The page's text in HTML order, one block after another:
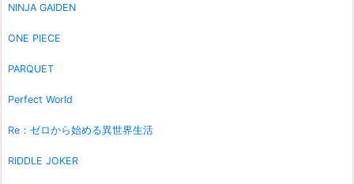
NINJA GAIDEN
ONE PIECE
PARQUET
Perfect World
Re：ゼロから始める異世界生活
RIDDLE JOKER